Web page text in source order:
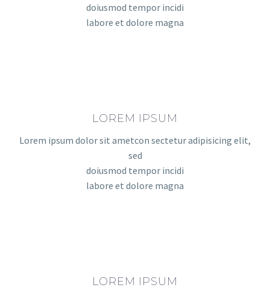
doiusmod tempor incidi
labore et dolore magna
LOREM IPSUM
Lorem ipsum dolor sit ametcon sectetur adipisicing elit,
sed
doiusmod tempor incidi
labore et dolore magna
LOREM IPSUM